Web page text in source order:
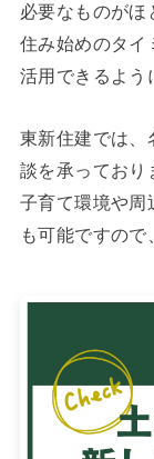
必要なものがほ
住み始めのタイ
活用できるよう
東新住建では、
談を承っており
子育て環境や周
も可能ですので